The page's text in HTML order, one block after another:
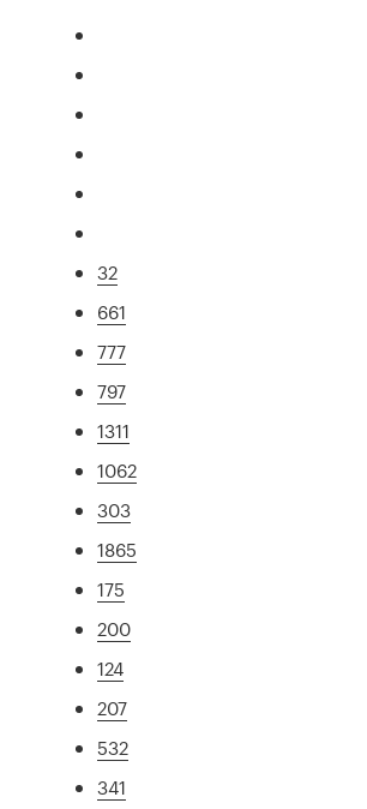
32
661
777
797
1311
1062
303
1865
175
200
124
207
532
341